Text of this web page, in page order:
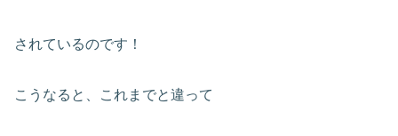
されているのです！
こうなると、これまでと違って